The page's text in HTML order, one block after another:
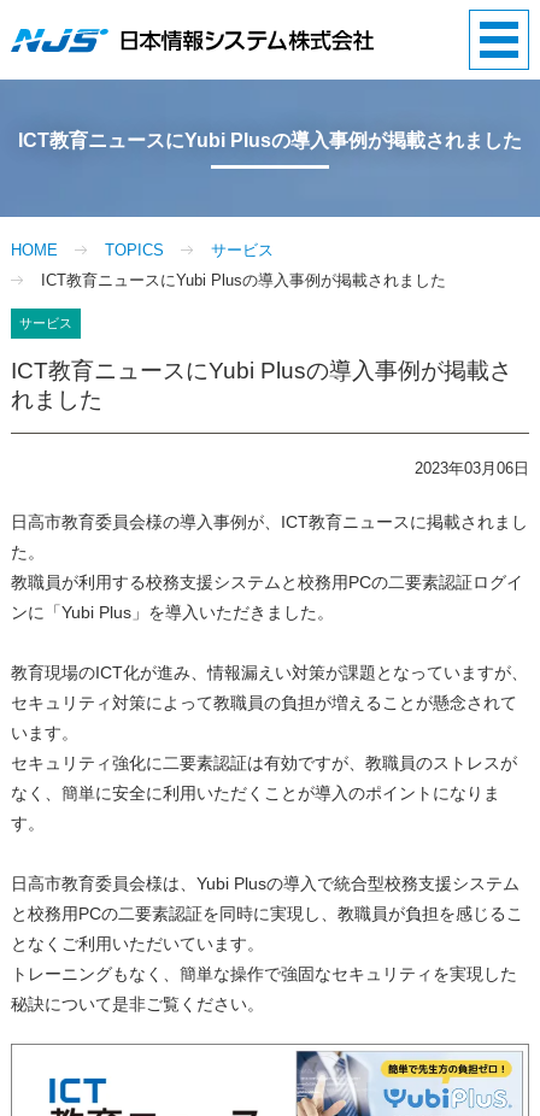
ICT教育ニュースにYubi Plusの導入事例が掲載されました
HOME TOPICS
サービス
ICT教育ニュースにYubi Plusの導入事例が掲載されました
サービス
ICT教育ニュースにYubi Plusの導入事例が掲載さ
れました
2023年03月06日
日高市教育委員会様の導入事例が、ICT教育ニュースに掲載されまし
た。
教職員が利用する校務支援システムと校務用PCの二要素認証ログイ
ンに「Yubi Plus」を導入いただきました。
教育現場のICT化が進み、情報漏えい対策が課題となっていますが、
セキュリティ対策によって教職員の負担が増えることが懸念されて
います。
セキュリティ強化に二要素認証は有効ですが、教職員のストレスが
なく、簡単に安全に利用いただくことが導入のポイントになりま
す。
日高市教育委員会様は、Yubi Plusの導入で統合型校務支援システム
と校務用PCの二要素認証を同時に実現し、教職員が負担を感じるこ
となくご利用いただいています。
トレーニングもなく、簡単な操作で強固なセキュリティを実現した
秘訣について是非ご覧ください。